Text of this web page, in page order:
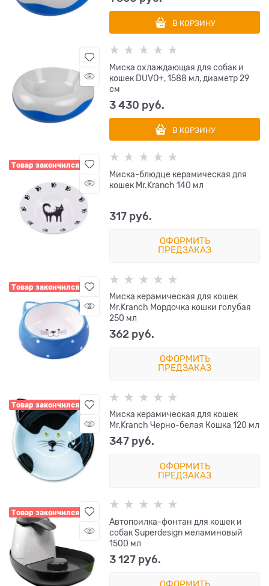
В КОРЗИНУ
Миска охлаждающая для собак и
кошек DUVO+, 1588 мл, диаметр 29
см
3 430 руб.
В КОРЗИНУ
Товар закончился
Миска-блюдце керамическая для
кошек Mr.Kranch 140 мл
317 руб.
ОФОРМИТЬ
ПРЕДЗАКАЗ
Товар закончился
Миска керамическая для кошек
Mr.Kranch Мордочка кошки голубая
250 мл
362 руб.
ОФОРМИТЬ
ПРЕДЗАКАЗ
Товар закончился
Миска керамическая для кошек
Mr.Kranch Черно-белая Кошка 120 мл
347 руб.
ОФОРМИТЬ
ПРЕДЗАКАЗ
Товар закончился
Автопоилка-фонтан для кошек и
собак Superdesign меламиновый
1500 мл
3 127 руб.